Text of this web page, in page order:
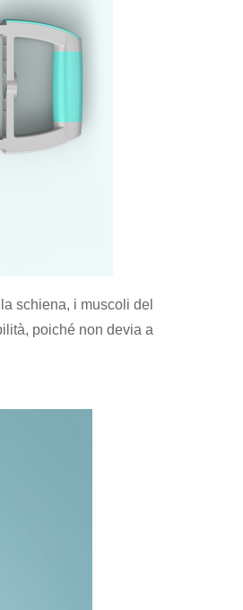
schiena, i muscoli del
poiché non devia a